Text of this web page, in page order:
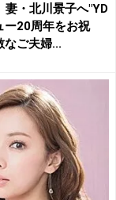
妻・北川景子へ"YD
20周年をお祝
なご夫婦...